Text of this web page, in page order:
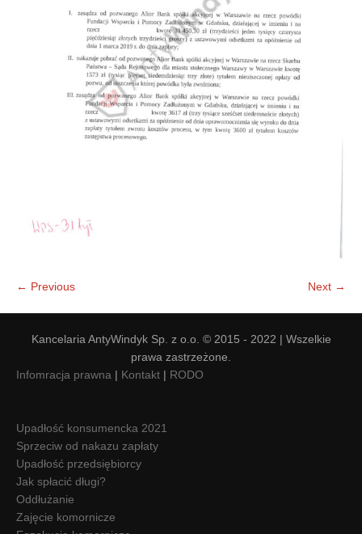
← Previous Next →
Kancelaria AntyWindyk Sp. z o.o. © 2015 - 2022 | Wszelkie
prawa zastrzeżone.
Infomracja prawna | Kontakt | RODO
Upadłość konsumencka 2021
Sprzeciw od nakazu zapłaty
Upadłość przedsiębiorcy
Jak spłacić długi?
Oddłużanie
Zajęcie komornicze